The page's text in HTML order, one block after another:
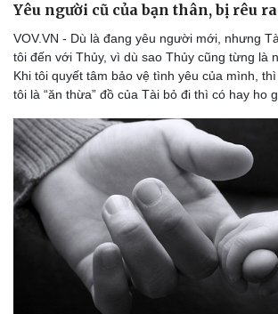
Yêu người cũ của bạn thân, bị rêu
VOV.VN - Dù là đang yêu người mới, nhưng
tôi đến với Thủy, vì dù sao Thủy cũng từng là
Khi tôi quyết tâm bảo vệ tình yêu của mình,
tôi là “ăn thừa” đồ của Tài bỏ đi thì có hay ho